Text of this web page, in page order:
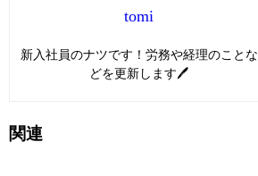
tomi
新入社員のナツです！労務や経理のことな
どを更新します🖊
関連